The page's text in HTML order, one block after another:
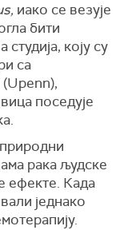
иако се везује
бити
коју су
са
поседује
рака људске
ефекте. Када
једнако